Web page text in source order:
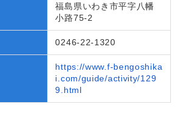
福島県いわき市平字八幡
小路75-2
0246-22-1320
https://www.f-bengoshika
i.com/guide/activity/129
9.html